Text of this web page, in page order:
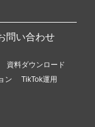
問い合わせ
資料ダウンロード
ン
TikTok運用